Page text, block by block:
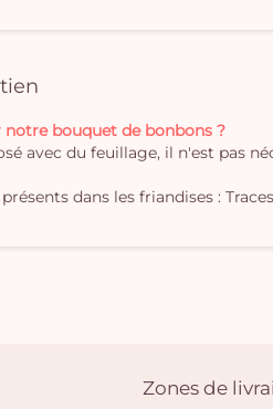
bouquet de bonbons ?
avec du feuillage, il n'est pas
dans les friandises :
Zones de